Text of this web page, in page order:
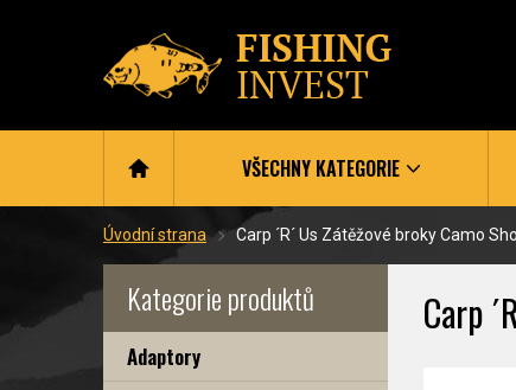
VŠECHNY KATEGORIE
Úvodní strana Carp ´R´ Us Zátěžové broky Camo
Kategorie produktů
Adaptory
Carp